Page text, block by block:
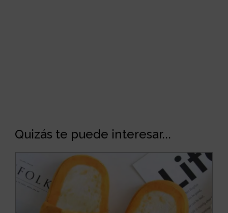
Quizás te puede interesar...